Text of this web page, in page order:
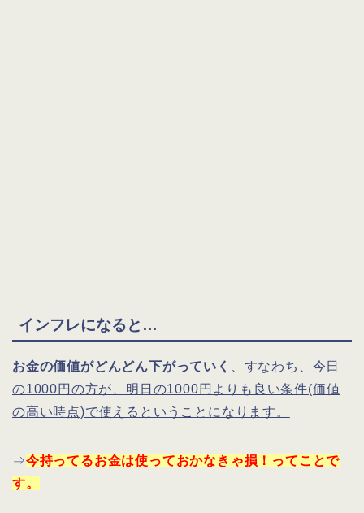
インフレになると…
お金の価値がどんどん下がっていく 、すなわち、 今日
の1000円の方が、明日の1000円よりも良い条件(価値
の高い時点)で使えるということになります。
⇒今持ってるお金は使っておかなきゃ損！ってことで
す。